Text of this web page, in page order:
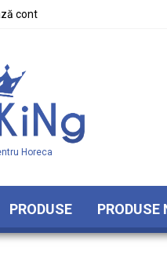
cont
Horeca
PRODUSE PRODUSE